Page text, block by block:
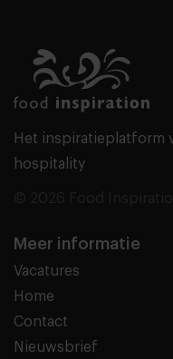
Het inspiratieplatform
hospitality
Meer informatie
Vacatures
Home
Contact
Nieuwsbrief